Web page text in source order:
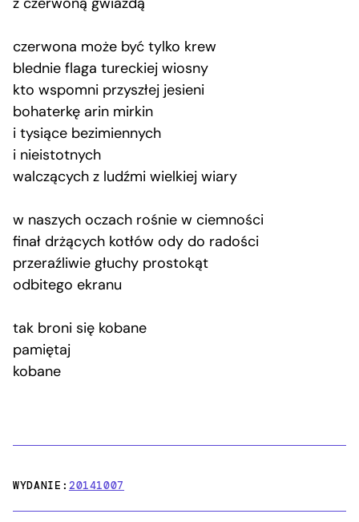
czerwona może być tylko krew
blednie flaga tureckiej wiosny
kto wspomni przyszłej jesieni
bohaterkę arin mirkin
i tysiące bezimiennych
i nieistotnych
walczących z ludźmi wielkiej wiary
w naszych oczach rośnie w ciemności
finał drżących kotłów ody do radości
przeraźliwie głuchy prostokąt
odbitego ekranu
tak broni się kobane
pamiętaj
kobane
WYDANIE:20141007